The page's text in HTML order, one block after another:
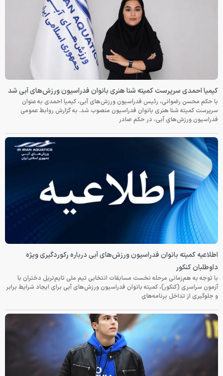
کیمیا احمدی سرپرست کمیته شنا هنری بانوان فدراسیون ورزش‌های آبی شد
با حکم محسن رضوانی، رئیس فدراسیون ورزش‌های آبی، کیمیا احمدی به عنوان
سرپرست کمیته شنا هنری بانوان فدراسیون منصوب شد. به گزارش روابط عمومی
فدراسیون ورزش‌های آبی، در حکم صادر
اطلاعیه کمیته بانوان فدراسیون ورزش‌های آبی درباره رکوردگیری ویژه
داوطلبان کنکور
با توجه به هم‌زمانی مرحله نخست مسابقات انتخابی تیم ملی تایم‌تریل دختران با
آزمون سراسری (کنکور)، کمیته بانوان فدراسیون ورزش‌های آبی برای ایجاد شرایط برابر
و جلوگیری از تداخل برنامه‌های